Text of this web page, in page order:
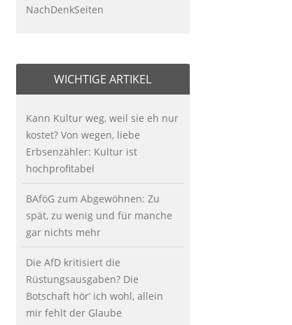
NachDenkSeiten
WICHTIGE ARTIKEL
Kann Kultur weg, weil sie eh nur
kostet? Von wegen, liebe
Erbsenzähler: Kultur ist
hochprofitabel
BAföG zum Abgewöhnen: Zu
spät, zu wenig und für manche
gar nichts mehr
Die AfD kritisiert die
Rüstungsausgaben? Die
Botschaft hör’ ich wohl, allein
mir fehlt der Glaube